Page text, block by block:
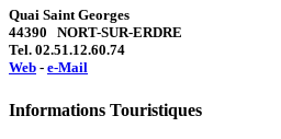
Quai Saint Georges
44390 NORT-SUR-ERDRE
Tel. 02.51.12.60.74
Web - e-Mail
Informations Touristiques